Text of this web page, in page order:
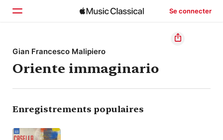
Se connecter
Accueil
Parcourir
Rechercher
Gian Francesco Malipiero
Oriente immaginario
Enregistrements populaires